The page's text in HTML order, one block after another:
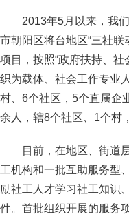
2013年5月以来，我
市朝阳区将台地区“三社联
项目，按照“政府扶持、
织为载体、社会工作专业
村、6个社区，5个直属企
余人，辖8个社区、1个村
目前，在地区、街道
工机构和一批互助服务型
励社工人才学习社工知识
件。首批组织开展的服务